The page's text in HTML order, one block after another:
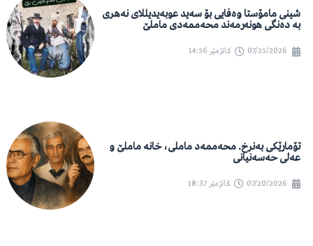
شینی مامۆستا وەفایی بۆ سەید عوبەیدیللای نەهری
بە دەنگی هونەرمەند محەممەدی ماملێ
07/25/2026 کاتژمێر 14:56
تۆمارێکی بەنرخ. محەممەد ماملی، خانە ماملێ و
عەلی حەسەنیانی
07/20/2026 کاتژمێر 18:37